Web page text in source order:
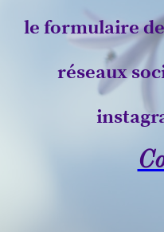
le formulaire
réseaux